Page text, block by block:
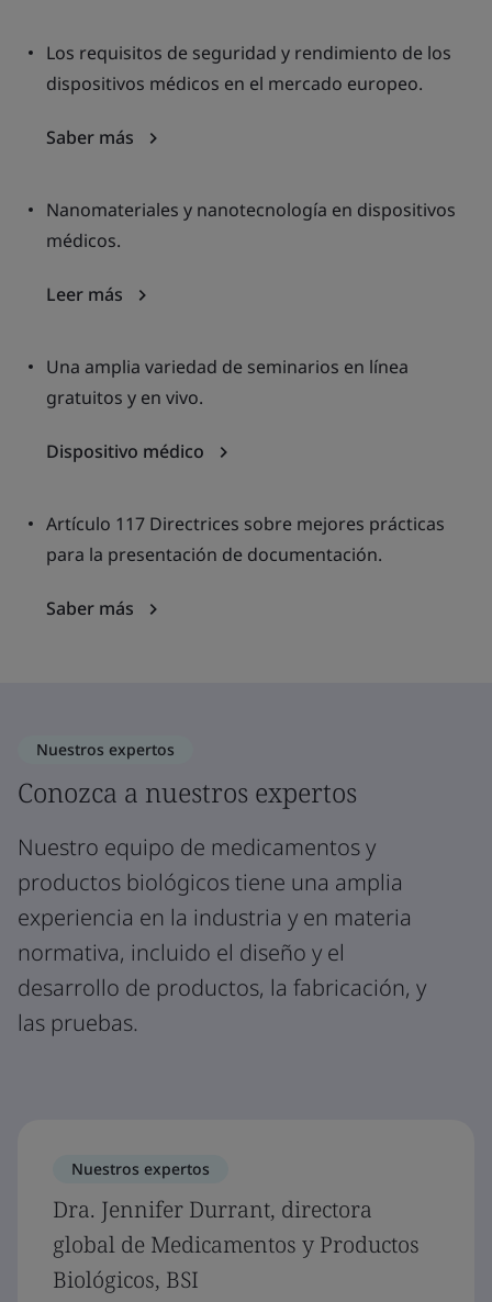
Los requisitos de seguridad y rendimiento de los
dispositivos médicos en el mercado europeo.
Saber más
Nanomateriales y nanotecnología en dispositivos
médicos.
Leer más
Una amplia variedad de seminarios en línea
gratuitos y en vivo.
Dispositivo médico
Artículo 117 Directrices sobre mejores prácticas
para la presentación de documentación.
Saber más
Nuestros expertos
Conozca a nuestros expertos
Nuestro equipo de medicamentos y
productos biológicos tiene una amplia
experiencia en la industria y en materia
normativa, incluido el diseño y el
desarrollo de productos, la fabricación, y
las pruebas.
Nuestros expertos
Dra. Jennifer Durrant, directora
global de Medicamentos y Productos
Biológicos, BSI